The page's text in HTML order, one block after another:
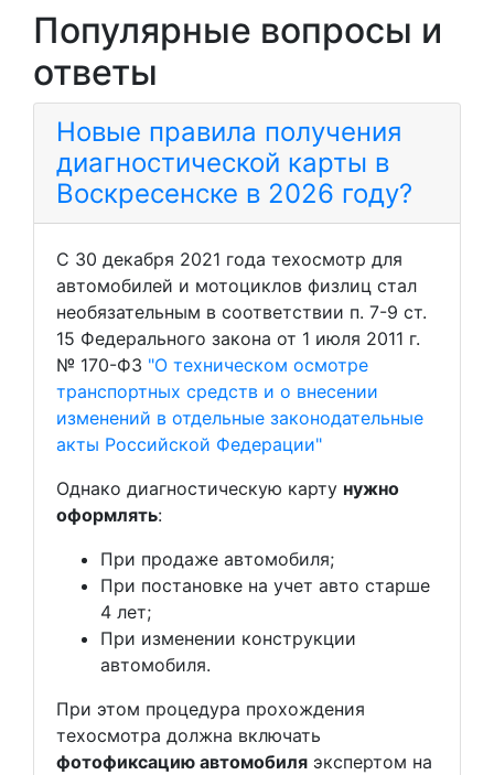
Популярные вопросы и
ответы
Новые правила получения
диагностической карты в
Воскресенске в 2026 году?
С 30 декабря 2021 года техосмотр для
автомобилей и мотоциклов физлиц стал
необязательным в соответствии п. 7-9 ст.
15 Федерального закона от 1 июля 2011 г.
№ 170-ФЗ "О техническом осмотре
транспортных средств и о внесении
изменений в отдельные законодательные
акты Российской Федерации"
Однако диагностическую карту нужно
оформлять:
При продаже автомобиля;
При постановке на учет авто старше
4 лет;
При изменении конструкции
автомобиля.
При этом процедура прохождения
техосмотра должна включать
фотофиксацию автомобиля экспертом на